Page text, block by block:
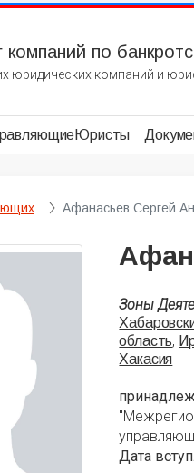
компаний по
юридических компаний и
Юристы
Афанасьев Сергей
Зоны
область,
Хакасия
Дата